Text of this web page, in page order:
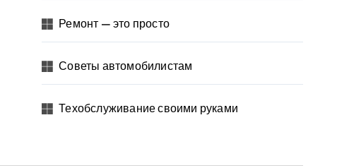
Ремонт — это просто
Советы автомобилистам
Техобслуживание своими руками